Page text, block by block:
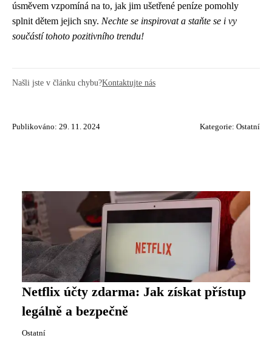
úsměvem vzpomíná na to, jak jim ušetřené peníze pomohly
splnit dětem jejich sny. Nechte se inspirovat a staňte se i vy
součástí tohoto pozitivního trendu!
Našli jste v článku chybu?Kontaktujte nás
Publikováno: 29. 11. 2024 Kategorie: Ostatní
Netflix účty zdarma: Jak získat přístup
legálně a bezpečně
Ostatní